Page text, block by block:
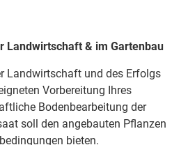
Landwirtschaft & im Gartenbau
Landwirtschaft und des Erfolgs
Vorbereitung Ihres
Bodenbearbeitung der
soll den angebauten Pflanzen
bieten.